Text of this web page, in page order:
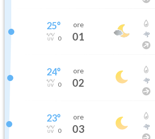
25°
0
ore
01
24°
0
ore
02
23°
0
ore
03